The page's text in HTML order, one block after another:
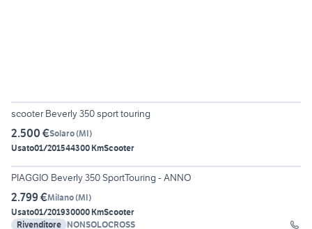
scooter Beverly 350 sport touring
2.500 €Solaro(MI)
Usato01/201544300 KmScooter
7
PIAGGIO Beverly 350 SportTouring - ANNO
2.799 €Milano(MI)
Usato01/201930000 KmScooter
Rivenditore NONSOLOCROSS